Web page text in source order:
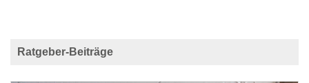
Ratgeber-Beiträge